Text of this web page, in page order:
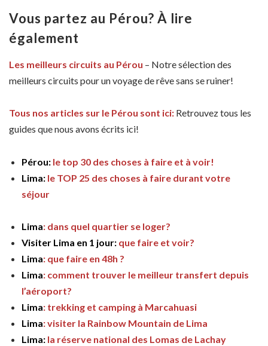
Vous partez au Pérou? À lire
également
Les meilleurs circuits au Pérou – Notre sélection des
meilleurs circuits pour un voyage de rêve sans se ruiner!
Tous nos articles sur le Pérou sont ici: Retrouvez tous les
guides que nous avons écrits ici!
Pérou: le top 30 des choses à faire et à voir!
Lima: le TOP 25 des choses à faire durant votre
séjour
Lima: dans quel quartier se loger?
Visiter Lima en 1 jour: que faire et voir?
Lima: que faire en 48h ?
Lima: comment trouver le meilleur transfert depuis
l’aéroport?
Lima: trekking et camping à Marcahuasi
Lima: visiter la Rainbow Mountain de Lima
Lima: la réserve national des Lomas de Lachay